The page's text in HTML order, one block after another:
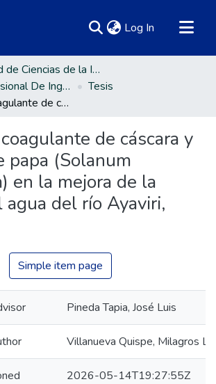
Log In (current)
Facultad de Ciencias de la Ingeniería
Escuela Profesional De Ingeniería Ambiental Y Forestal
Tesis
Efecto del coagulante de cáscara y almidón de papa (Solanum tuberosum) en la mejora de la calidad del agua del río Ayaviri, 2023
de cáscara y
papa (Solanum
en la mejora de la
agua del río Ayaviri,
Simple item page
Pineda Tapia, José Luis
Villanueva Quispe, Milagros
2026-05-14T19:27:55Z